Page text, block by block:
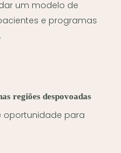
um modelo de
e programas
regiões despovoadas
oportunidade para